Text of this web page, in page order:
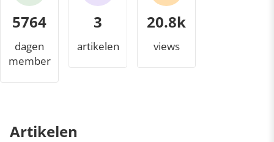
5764
dagen
member
3
artikelen
22.6k
views
Artikelen